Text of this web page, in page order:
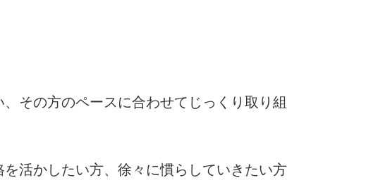
その方のペースに合わせてじっくり取り組
活かしたい方、徐々に慣らしていきたい方